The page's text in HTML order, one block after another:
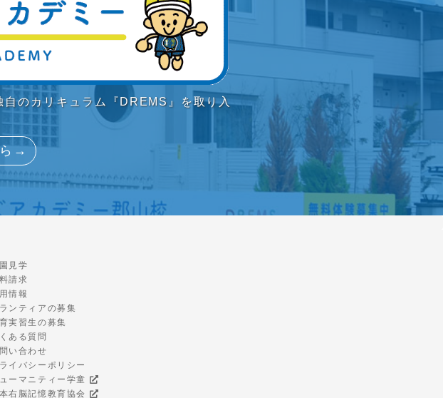
のカリキュラム『DREMS』を取り入
→
見学
請求
情報
ンティアの募集
実習生の募集
ある質問
い合わせ
イバシーポリシー
ーマニティー学童
右脳記憶教育協会